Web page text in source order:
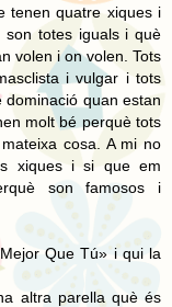
tenen quatre xiques i
totes iguals i què
volen i on volen. Tots
i vulgar i tots
quan estan
molt bé perquè tots
cosa. A mi no
xiques i si que em
son famosos i
Que Tú» i qui la
altra parella què és